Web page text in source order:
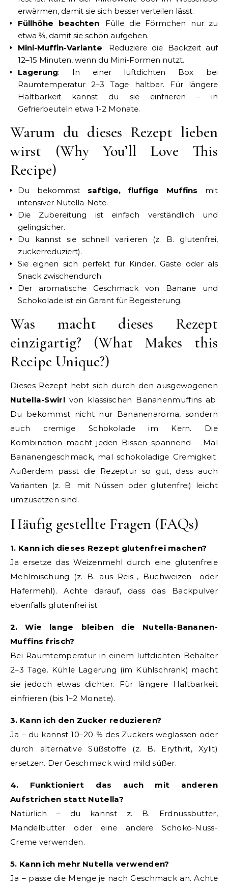
erwärmen, damit sie sich besser verteilen lässt.
Füllhöhe beachten: Fülle die Förmchen nur zu
etwa ⅔, damit sie schön aufgehen.
Mini-Muffin-Variante: Reduziere die Backzeit auf
12–15 Minuten, wenn du Mini-Formen nutzt.
Lagerung: In einer luftdichten Box bei
Raumtemperatur 2–3 Tage haltbar. Für längere
Haltbarkeit kannst du sie einfrieren – in
Gefrierbeuteln etwa 1-2 Monate.
Warum du dieses Rezept lieben
wirst (Why You’ll Love This
Recipe)
Du bekommst saftige, fluffige Muffins mit
intensiver Nutella-Note.
Die Zubereitung ist einfach verständlich und
gelingsicher.
Du kannst sie schnell variieren (z. B. glutenfrei,
zuckerreduziert).
Sie eignen sich perfekt für Kinder, Gäste oder als
Snack zwischendurch.
Der aromatische Geschmack von Banane und
Schokolade ist ein Garant für Begeisterung.
Was macht dieses Rezept
einzigartig? (What Makes this
Recipe Unique?)
Dieses Rezept hebt sich durch den ausgewogenen
Nutella-Swirlvon klassischen Bananenmuffins ab:
Du bekommst nicht nur Bananenaroma, sondern
auch cremige Schokolade im Kern. Die
Kombination macht jeden Bissen spannend – Mal
Bananengeschmack, mal schokoladige Cremigkeit.
Außerdem passt die Rezeptur so gut, dass auch
Varianten (z. B. mit Nüssen oder glutenfrei) leicht
umzusetzen sind.
Häufig gestellte Fragen (FAQs)
1. Kann ich dieses Rezept glutenfrei machen?
Ja ersetze das Weizenmehl durch eine glutenfreie
Mehlmischung (z. B. aus Reis-, Buchweizen- oder
Hafermehl). Achte darauf, dass das Backpulver
ebenfalls glutenfrei ist.
2. Wie lange bleiben die Nutella-Bananen-
Muffins frisch?
Bei Raumtemperatur in einem luftdichten Behälter
2–3 Tage. Kühle Lagerung (im Kühlschrank) macht
sie jedoch etwas dichter. Für längere Haltbarkeit
einfrieren (bis 1–2 Monate).
3. Kann ich den Zucker reduzieren?
Ja – du kannst 10–20 % des Zuckers weglassen oder
durch alternative Süßstoffe (z. B. Erythrit, Xylit)
ersetzen. Der Geschmack wird mild süßer.
4. Funktioniert das auch mit anderen
Aufstrichen statt Nutella?
Natürlich – du kannst z. B. Erdnussbutter,
Mandelbutter oder eine andere Schoko-Nuss-
Creme verwenden.
5. Kann ich mehr Nutella verwenden?
Ja – passe die Menge je nach Geschmack an. Achte